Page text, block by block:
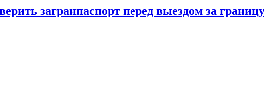
загранпаспорт перед выездом за границу